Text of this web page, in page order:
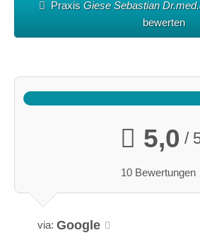
PraxisGiese Sebastian
bewerten
5,0 /
10 Bewertungen
via: Google